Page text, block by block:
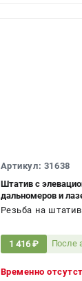
Артикул: 31638
Штатив с
дальномеров и
Резьба на
1 416 ₽ После
Временно